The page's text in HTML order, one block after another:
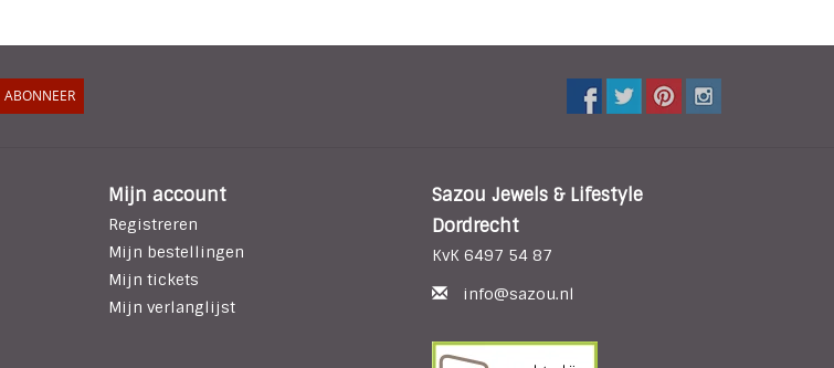
ABONNEER
Mijn account
Registreren
Mijn bestellingen
Mijn tickets
Mijn verlanglijst
Sazou Jewels & Lifestyle
Dordrecht
KvK 6497 54 87
info@sazou.nl